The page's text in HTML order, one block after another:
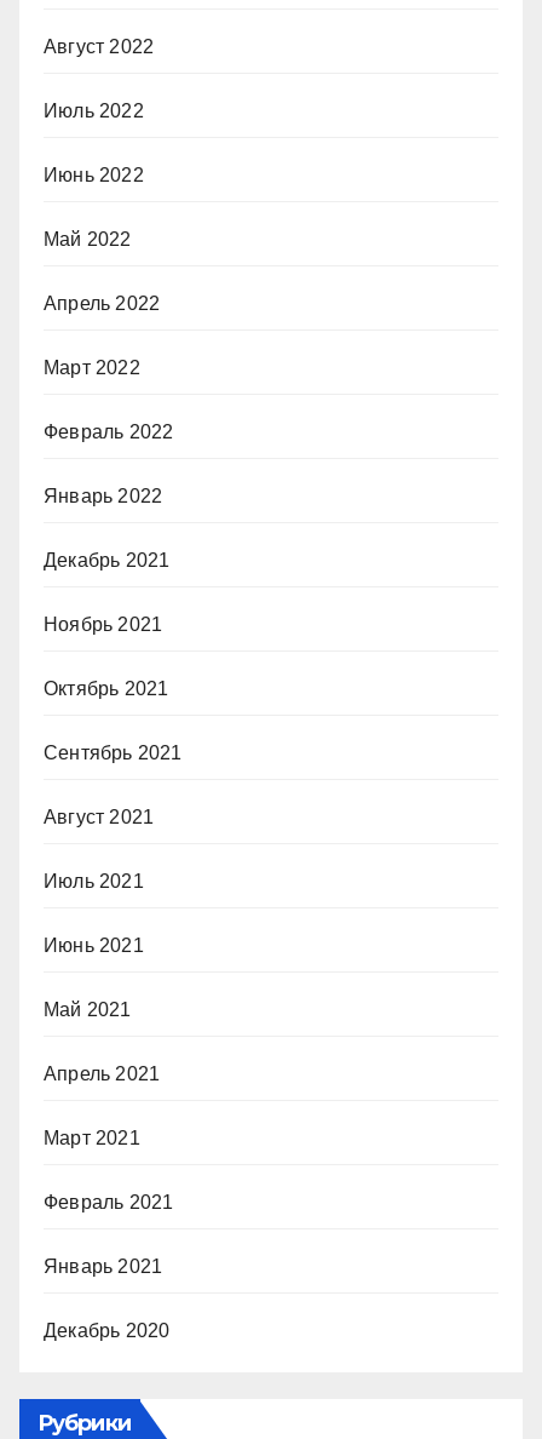
Август 2022
Июль 2022
Июнь 2022
Май 2022
Апрель 2022
Март 2022
Февраль 2022
Январь 2022
Декабрь 2021
Ноябрь 2021
Октябрь 2021
Сентябрь 2021
Август 2021
Июль 2021
Июнь 2021
Май 2021
Апрель 2021
Март 2021
Февраль 2021
Январь 2021
Декабрь 2020
Рубрики